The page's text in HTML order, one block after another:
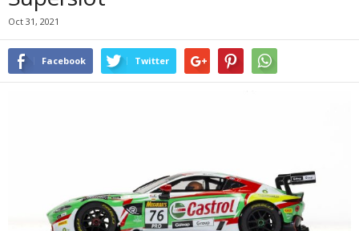
Oct 31, 2021
Facebook Twitter